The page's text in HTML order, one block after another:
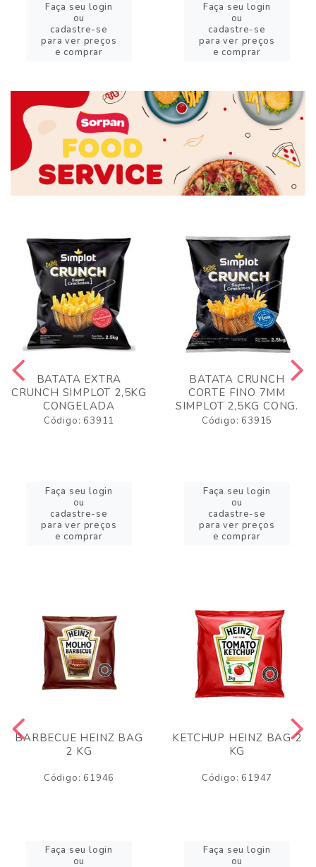
Faça seu login
ou
cadastre-se
para ver preços
e comprar
Faça seu login
ou
cadastre-se
para ver preços
e comprar
BATATA EXTRA
CRUNCH SIMPLOT 2,5KG
CONGELADA
Código: 63911
Faça seu login
ou
cadastre-se
para ver preços
e comprar
BATATA CRUNCH
CORTE FINO 7MM
SIMPLOT 2,5KG CONG.
Código: 63915
Faça seu login
ou
cadastre-se
para ver preços
e comprar
BARBECUE HEINZ BAG
2 KG
Código: 61946
Faça seu login
ou
KETCHUP HEINZ BAG 2
KG
Código: 61947
Faça seu login
ou